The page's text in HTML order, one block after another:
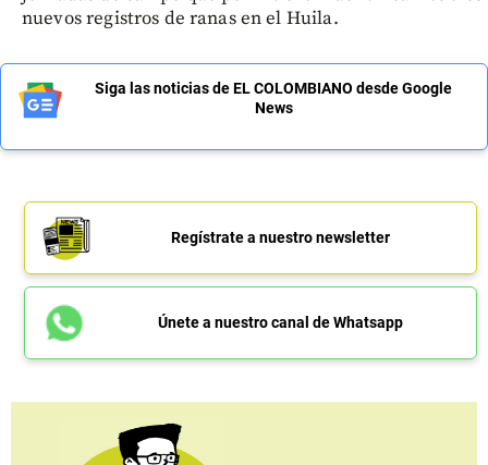
nuevos registros de ranas en el Huila.
Siga las noticias de EL COLOMBIANO desde Google
News
Regístrate a nuestro newsletter
Únete a nuestro canal de Whatsapp